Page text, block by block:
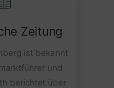
Zeitung
ist bekannt
und
berichtet über